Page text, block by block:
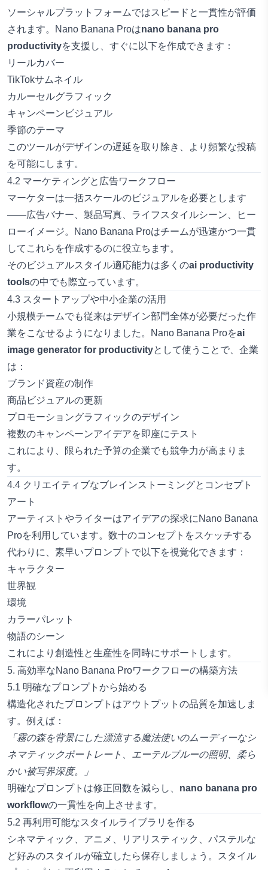
ソーシャルプラットフォームではスピードと一貫性が評価
されます。Nano Banana Proはnano banana pro
productivityを支援し、すぐに以下を作成できます：
リールカバー
TikTokサムネイル
カルーセルグラフィック
キャンペーンビジュアル
季節のテーマ
このツールがデザインの遅延を取り除き、より頻繁な投稿
を可能にします。
4.2 マーケティングと広告ワークフロー
マーケターは一括スケールのビジュアルを必要とします
――広告バナー、製品写真、ライフスタイルシーン、ヒー
ローイメージ。Nano Banana Proはチームが迅速かつ一貫
してこれらを作成するのに役立ちます。
そのビジュアルスタイル適応能力は多くのai productivity
toolsの中でも際立っています。
4.3 スタートアップや中小企業の活用
小規模チームでも従来はデザイン部門全体が必要だった作
業をこなせるようになりました。Nano Banana Proをai
image generator for productivityとして使うことで、企業
は：
ブランド資産の制作
商品ビジュアルの更新
プロモーショングラフィックのデザイン
複数のキャンペーンアイデアを即座にテスト
これにより、限られた予算の企業でも競争力が高まりま
す。
4.4 クリエイティブなブレインストーミングとコンセプト
アート
アーティストやライターはアイデアの探求にNano Banana
Proを利用しています。数十のコンセプトをスケッチする
代わりに、素早いプロンプトで以下を視覚化できます：
キャラクター
世界観
環境
カラーパレット
物語のシーン
これにより創造性と生産性を同時にサポートします。
5. 高効率なNano Banana Proワークフローの構築方法
5.1 明確なプロンプトから始める
構造化されたプロンプトはアウトプットの品質を加速しま
す。例えば：
「霧の森を背景にした漂流する魔法使いのムーディーなシ
ネマティックポートレート、エーテルブルーの照明、柔ら
かい被写界深度。」
明確なプロンプトは修正回数を減らし、 nano banana pro
workflowの一貫性を向上させます。
5.2 再利用可能なスタイルライブラリを作る
シネマティック、アニメ、リアリスティック、パステルな
ど好みのスタイルが確立したら保存しましょう。スタイル